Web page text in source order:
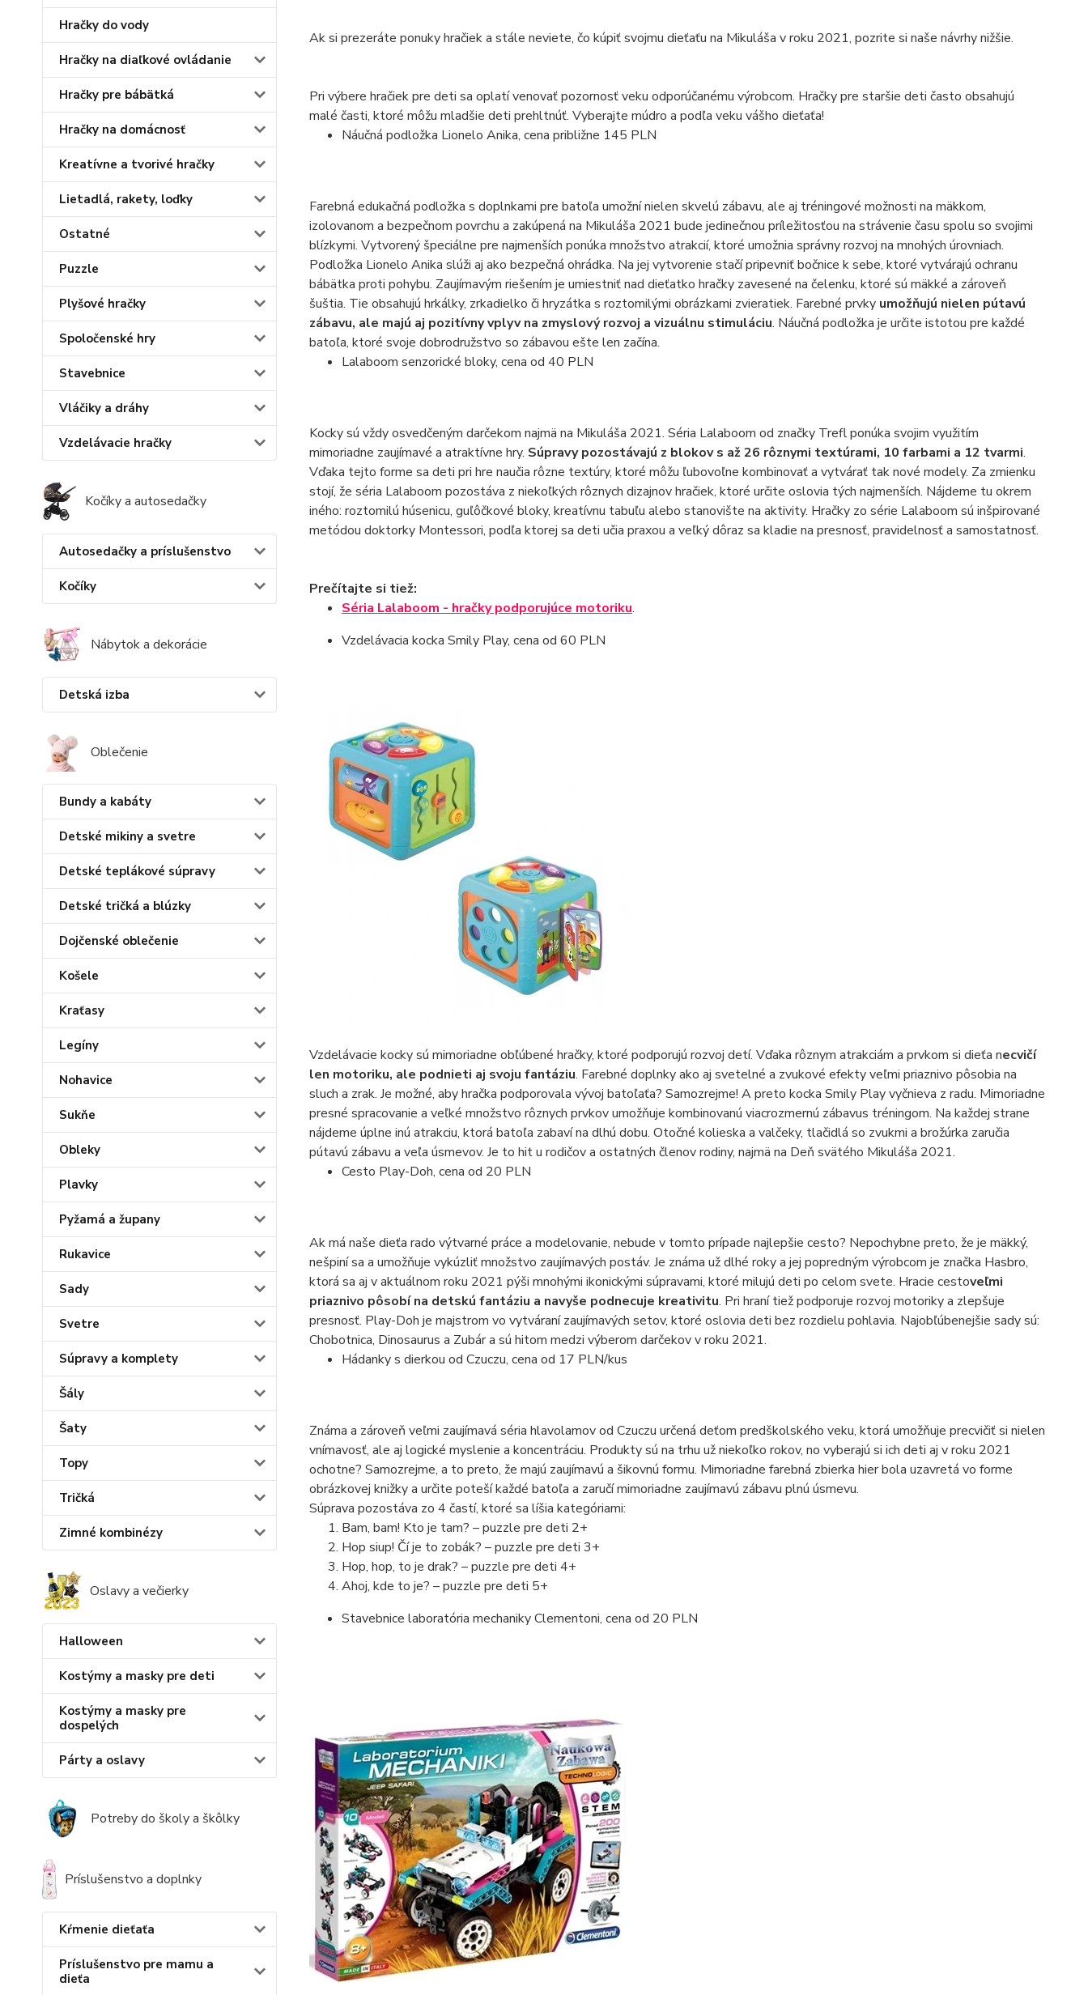
Hračky do vody
Hračky na diaľkové ovládanie
Hračky pre bábätká
Hračky na domácnosť
Kreatívne a tvorivé hračky
Lietadlá, rakety, loďky
Ostatné
Puzzle
Plyšové hračky
Spoločenské hry
Stavebnice
Vláčiky a dráhy
Vzdelávacie hračky
Kočíky a autosedačky
Autosedačky a príslušenstvo
Kočíky
Nábytok a dekorácie
Detská izba
Oblečenie
Bundy a kabáty
Detské mikiny a svetre
Detské teplákové súpravy
Detské tričká a blúzky
Dojčenské oblečenie
Košele
Kraťasy
Legíny
Nohavice
Sukňe
Obleky
Plavky
Pyžamá a župany
Rukavice
Sady
Svetre
Súpravy a komplety
Šály
Šaty
Topy
Tričká
Zimné kombinézy
Oslavy a večierky
Halloween
Kostýmy a masky pre deti
Kostýmy a masky pre
dospelých
Párty a oslavy
Potreby do školy a škôlky
Príslušenstvo a doplnky
Kŕmenie dieťaťa
Príslušenstvo pre mamu a
dieťa
Ak si prezeráte ponuky hračiek a stále neviete, čo kúpiť svojmu dieťaťu na Mikuláša v roku 2021, pozrite si naše návrhy nižšie.
Pri výbere hračiek pre deti sa oplatí venovať pozornosť veku odporúčanému výrobcom. Hračky pre staršie deti často obsahujú
malé časti, ktoré môžu mladšie deti prehltnúť. Vyberajte múdro a podľa veku vášho dieťaťa!
Náučná podložka Lionelo Anika, cena približne 145 PLN
Farebná edukačná podložka s doplnkami pre batoľa umožní nielen skvelú zábavu, ale aj tréningové možnosti na mäkkom,
izolovanom a bezpečnom povrchu a zakúpená na Mikuláša 2021 bude jedinečnou príležitosťou na strávenie času spolu so svojimi
blízkymi. Vytvorený špeciálne pre najmenších ponúka množstvo atrakcií, ktoré umožnia správny rozvoj na mnohých úrovniach.
Podložka Lionelo Anika slúži aj ako bezpečná ohrádka. Na jej vytvorenie stačí pripevniť bočnice k sebe, ktoré vytvárajú ochranu
bábätka proti pohybu. Zaujímavým riešením je umiestniť nad dieťatko hračky zavesené na čelenku, ktoré sú mäkké a zároveň
šuštia. Tie obsahujú hrkálky, zrkadielko či hryzátka s roztomilými obrázkami zvieratiek. Farebné prvky umožňujú nielen pútavú
zábavu, ale majú aj pozitívny vplyv na zmyslový rozvoj a vizuálnu stimuláciu. Náučná podložka je určite istotou pre každé
batoľa, ktoré svoje dobrodružstvo so zábavou ešte len začína.
Lalaboom senzorické bloky, cena od 40 PLN
Kocky sú vždy osvedčeným darčekom najmä na Mikuláša 2021. Séria Lalaboom od značky Trefl ponúka svojim využitím
mimoriadne zaujímavé a atraktívne hry. Súpravy pozostávajú z blokov s až 26 rôznymi textúrami, 10 farbami a 12 tvarmi.
Vďaka tejto forme sa deti pri hre naučia rôzne textúry, ktoré môžu ľubovoľne kombinovať a vytvárať tak nové modely. Za zmienku
stojí, že séria Lalaboom pozostáva z niekoľkých rôznych dizajnov hračiek, ktoré určite oslovia tých najmenších. Nájdeme tu okrem
iného: roztomilú húsenicu, guľôčkové bloky, kreatívnu tabuľu alebo stanovište na aktivity. Hračky zo série Lalaboom sú inšpirované
metódou doktorky Montessori, podľa ktorej sa deti učia praxou a veľký dôraz sa kladie na presnosť, pravidelnosť a samostatnosť.
Prečítajte si tiež:
Séria Lalaboom - hračky podporujúce motoriku.
Vzdelávacia kocka Smily Play, cena od 60 PLN
Vzdelávacie kocky sú mimoriadne obľúbené hračky, ktoré podporujú rozvoj detí. Vďaka rôznym atrakciám a prvkom si dieťa necvičí
len motoriku, ale podnieti aj svoju fantáziu. Farebné doplnky ako aj svetelné a zvukové efekty veľmi priaznivo pôsobia na
sluch a zrak. Je možné, aby hračka podporovala vývoj batoľaťa? Samozrejme! A preto kocka Smily Play vyčnieva z radu. Mimoriadne
presné spracovanie a veľké množstvo rôznych prvkov umožňuje kombinovanú viacrozmernú zábavus tréningom. Na každej strane
nájdeme úplne inú atrakciu, ktorá batoľa zabaví na dlhú dobu. Otočné kolieska a valčeky, tlačidlá so zvukmi a brožúrka zaručia
pútavú zábavu a veľa úsmevov. Je to hit u rodičov a ostatných členov rodiny, najmä na Deň svätého Mikuláša 2021.
Cesto Play-Doh, cena od 20 PLN
Ak má naše dieťa rado výtvarné práce a modelovanie, nebude v tomto prípade najlepšie cesto? Nepochybne preto, že je mäkký,
nešpiní sa a umožňuje vykúzliť množstvo zaujímavých postáv. Je známa už dlhé roky a jej popredným výrobcom je značka Hasbro,
ktorá sa aj v aktuálnom roku 2021 pýši mnohými ikonickými súpravami, ktoré milujú deti po celom svete. Hracie cestoveľmi
priaznivo pôsobí na detskú fantáziu a navyše podnecuje kreativitu. Pri hraní tiež podporuje rozvoj motoriky a zlepšuje
presnosť. Play-Doh je majstrom vo vytváraní zaujímavých setov, ktoré oslovia deti bez rozdielu pohlavia. Najobľúbenejšie sady sú:
Chobotnica, Dinosaurus a Zubár a sú hitom medzi výberom darčekov v roku 2021.
Hádanky s dierkou od Czuczu, cena od 17 PLN/kus
Známa a zároveň veľmi zaujímavá séria hlavolamov od Czuczu určená deťom predškolského veku, ktorá umožňuje precvičiť si nielen
vnímavosť, ale aj logické myslenie a koncentráciu. Produkty sú na trhu už niekoľko rokov, no vyberajú si ich deti aj v roku 2021
ochotne? Samozrejme, a to preto, že majú zaujímavú a šikovnú formu. Mimoriadne farebná zbierka hier bola uzavretá vo forme
obrázkovej knižky a určite poteší každé batoľa a zaručí mimoriadne zaujímavú zábavu plnú úsmevu.
Súprava pozostáva zo 4 častí, ktoré sa líšia kategóriami:
Bam, bam! Kto je tam? – puzzle pre deti 2+
Hop siup! Čí je to zobák? – puzzle pre deti 3+
Hop, hop, to je drak? – puzzle pre deti 4+
Ahoj, kde to je? – puzzle pre deti 5+
Stavebnice laboratória mechaniky Clementoni, cena od 20 PLN